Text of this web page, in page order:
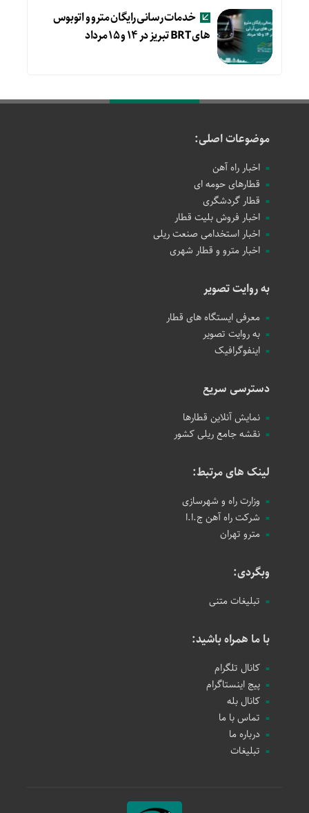
خدمات رسانی رایگان مترو و اتوبوس
های BRT تبریز در ۱۴ و ۱۵ مرداد
موضوعات اصلی:
اخبار راه آهن
قطارهای حومه ای
قطار گردشگری
اخبار فروش بلیت قطار
اخبار استخدامی صنعت ریلی
اخبار مترو و قطار شهری
به روایت تصویر
معرفی ایستگاه های قطار
به روایت تصویر
اینفوگرافیک
دسترسی سریع
نمایش آنلاین قطارها
نقشه جامع ریلی کشور
لینک های مرتبط:
وزارت راه و شهرسازی
شرکت راه آهن ج.ا.ا
مترو تهران
وبگردی:
تبلیغات متنی
با ما همراه باشید:
کانال تلگرام
پیج اینستاگرام
کانال بله
تماس با ما
درباره ما
تبلیغات